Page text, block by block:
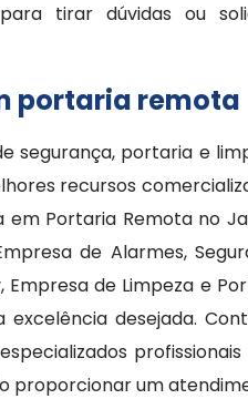
tirar dúvidas ou
portaria remota
segurança, portaria e
recursos
em Portaria Remota no
de Alarmes,
Empresa de Limpeza e
desejada.
proporcionar um